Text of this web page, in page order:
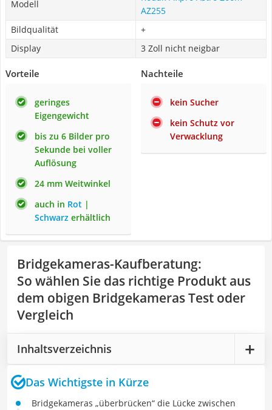
Modell
AZ255
Bildqualität
+
Display
3 Zoll nicht neigbar
Vorteile
geringes
Eigengewicht
bis zu 6 Bilder pro
Sekunde bei voller
Auflösung
24 mm Weitwinkel
auch in Rot |
Schwarz erhältlich
Nachteile
kein Sucher
kein Schutz vor
Verwacklung
Bridgekameras-Kaufberatung:
So wählen Sie das richtige Produkt aus
dem obigen Bridgekameras Test oder
Vergleich
Inhaltsverzeichnis
Das Wichtigste in Kürze
Bridgekameras „überbrücken“ die Lücke zwischen